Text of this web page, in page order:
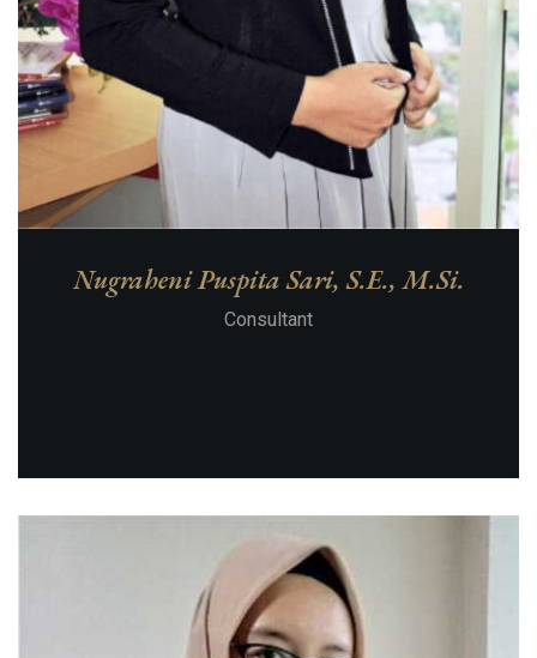
Nugraheni Puspita Sari, S.E., M.Si.
Consultant